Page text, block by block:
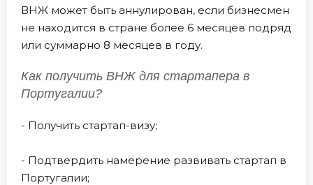
ВНЖ может быть аннулирован, если бизнесмен
не находится в стране более 6 месяцев подряд
или суммарно 8 месяцев в году.
Как получить ВНЖ для стартапера в
Португалии?
- Получить стартап-визу;
- Подтвердить намерение развивать стартап в
Португалии;